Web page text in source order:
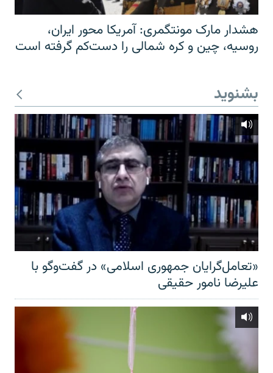
هشدار مارک مونتگمری: آمریکا محور ایران،
روسیه، چین و کره شمالی را دست‌کم گرفته است
بشنوید
«تعامل‌گرایان جمهوری اسلامی» در گفت‌وگو با
علیرضا نامور حقیقی